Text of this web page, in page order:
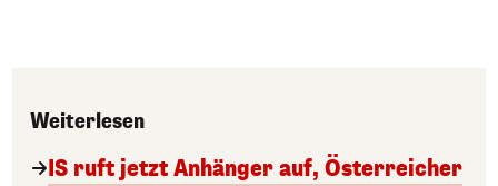
Weiterlesen
IS ruft jetzt Anhänger auf, Österreicher